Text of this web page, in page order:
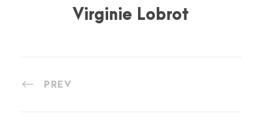
Virginie Lobrot
PREV